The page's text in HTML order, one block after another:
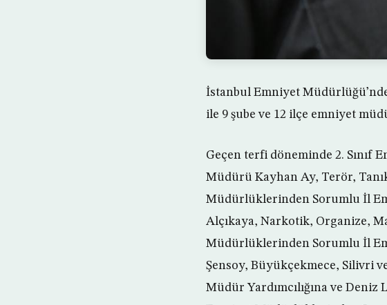
İstanbul Emniyet
ile 9 şube ve 12 ilçe emniyet
Geçen terfi döneminde 2. Sınıf
Müdürü Kayhan Ay, Terör,
Müdürlüklerinden Sorumlu İl
Alçıkaya, Narkotik, Organize,
Müdürlüklerinden Sorumlu İl
Şensoy, Büyükçekmece, Silivri
Müdür Yardımcılığına ve